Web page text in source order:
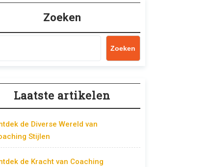
Zoeken
Zoeken
Laatste artikelen
de Diverse Wereld van
Stijlen
de Kracht van Coaching